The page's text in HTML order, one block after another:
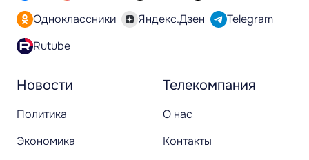
Новости
Политика
Экономика
Телекомпания
О нас
Контакты
Одноклассники
Яндекс.Дзен
Telegram
Rutube